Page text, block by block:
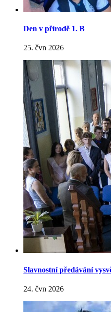
Den v přírodě 1. B
25. čvn 2026
Slavnostní předávání
24. čvn 2026